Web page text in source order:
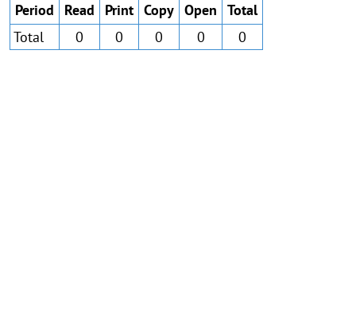
Period Read Print Copy Open
Total
Total
0 0 0 0 0